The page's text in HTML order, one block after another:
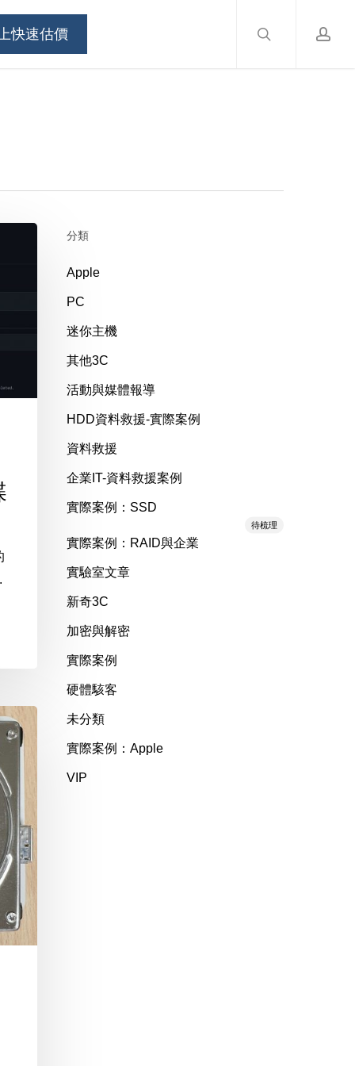
快速估價
分類
Apple
PC
迷你主機
其他3C
活動與媒體報導
HDD資料救援-實際案例
資料救援
企業IT-資料救援案例
實際案例：SSD
待梳理
實際案例：RAID與企業
實驗室文章
新奇3C
加密與解密
實際案例
硬體駭客
未分類
實際案例：Apple
VIP